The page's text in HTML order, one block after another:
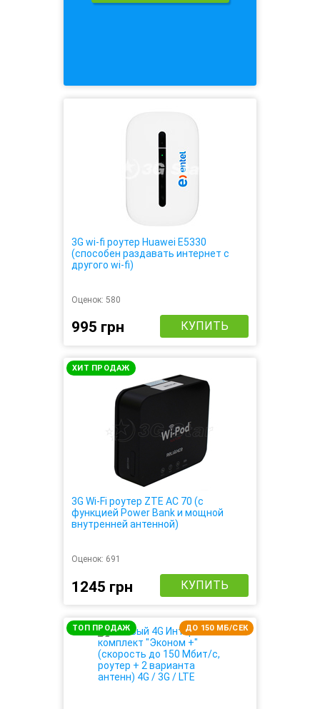
3G wi-fi роутер Huawei E5330
(способен раздавать интернет с
другого wi-fi)
Оценок: 580
995 грн КУПИТЬ
ХИТ ПРОДАЖ
3G Wi-Fi роутер ZTE AC 70 (с
функцией Power Bank и мощной
внутренней антенной)
Оценок: 691
1245 грн КУПИТЬ
ТОП ПРОДАЖ ДО 150 МБ/СЕК